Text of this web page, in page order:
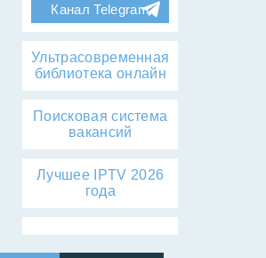
Канал Telegram
Ультрасовременная
библиотека онлайн
Поисковая система
вакансий
Лучшее IPTV 2026
года